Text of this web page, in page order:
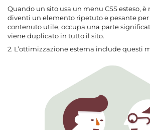
Quando un sito usa un menu CSS esteso,
diventi un elemento ripetuto e pesante per
contenuto utile, occupa una parte
viene duplicato in tutto il sito.
2. L’ottimizzazione esterna include questi